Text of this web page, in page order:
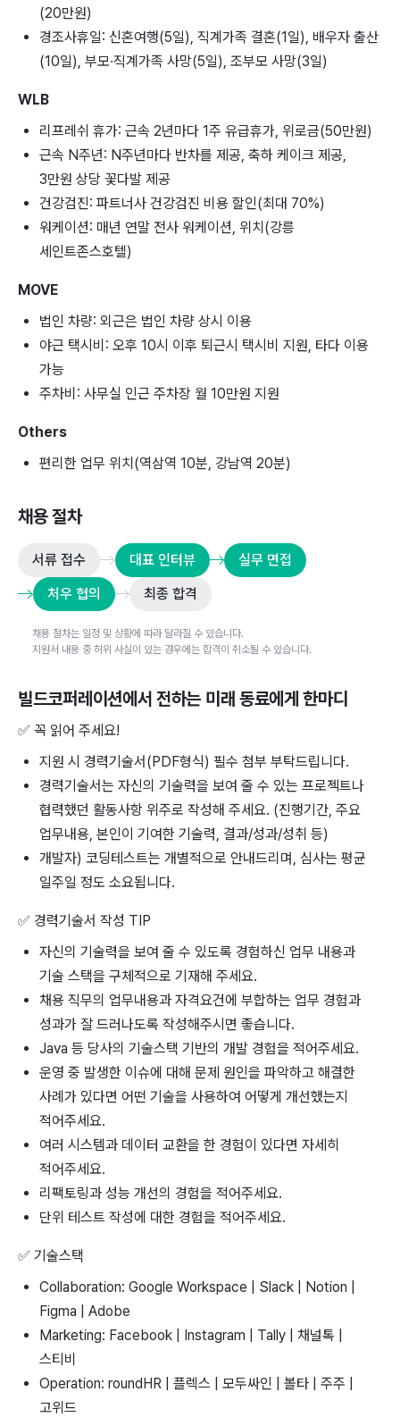
(20만원)
경조사휴일: 신혼여행(5일), 직계가족 결혼(1일), 배우자 출산
(10일), 부모·직계가족 사망(5일), 조부모 사망(3일)
WLB
리프레쉬 휴가: 근속 2년마다 1주 유급휴가, 위로금(50만원)
근속 N주년: N주년마다 반차를 제공, 축하 케이크 제공,
3만원 상당 꽃다발 제공
건강검진: 파트너사 건강검진 비용 할인(최대 70%)
워케이션: 매년 연말 전사 워케이션, 위치(강릉
세인트존스호텔)
MOVE
법인 차량: 외근은 법인 차량 상시 이용
야근 택시비: 오후 10시 이후 퇴근시 택시비 지원, 타다 이용
가능
주차비: 사무실 인근 주차장 월 10만원 지원
Others
편리한 업무 위치(역삼역 10분, 강남역 20분)
채용 절차
서류 접수 대표 인터뷰
실무 면접
처우 협의
최종 합격
채용 절차는 일정 및 상황에 따라 달라질 수 있습니다.
지원서 내용 중 허위 사실이 있는 경우에는 합격이 취소될 수 있습니다.
빌드코퍼레이션에서 전하는 미래 동료에게 한마디
✅ 꼭 읽어 주세요!
지원 시 경력기술서(PDF형식) 필수 첨부 부탁드립니다.
경력기술서는 자신의 기술력을 보여 줄 수 있는 프로젝트나
협력했던 활동사항 위주로 작성해 주세요. (진행기간, 주요
업무내용, 본인이 기여한 기술력, 결과/성과/성취 등)
개발자) 코딩테스트는 개별적으로 안내드리며, 심사는 평균
일주일 정도 소요됩니다.
✅ 경력기술서 작성 TIP
자신의 기술력을 보여 줄 수 있도록 경험하신 업무 내용과
기술 스택을 구체적으로 기재해 주세요.
채용 직무의 업무내용과 자격요건에 부합하는 업무 경험과
성과가 잘 드러나도록 작성해주시면 좋습니다.
Java 등 당사의 기술스택 기반의 개발 경험을 적어주세요.
운영 중 발생한 이슈에 대해 문제 원인을 파악하고 해결한
사례가 있다면 어떤 기술을 사용하여 어떻게 개선했는지
적어주세요.
여러 시스템과 데이터 교환을 한 경험이 있다면 자세히
적어주세요.
리팩토링과 성능 개선의 경험을 적어주세요.
단위 테스트 작성에 대한 경험을 적어주세요.
✅ 기술스택
Collaboration: Google Workspace | Slack | Notion |
Figma | Adobe
Marketing: Facebook | Instagram | Tally | 채널톡 |
스티비
Operation: roundHR | 플렉스 | 모두싸인 | 볼타 | 주주 |
고위드